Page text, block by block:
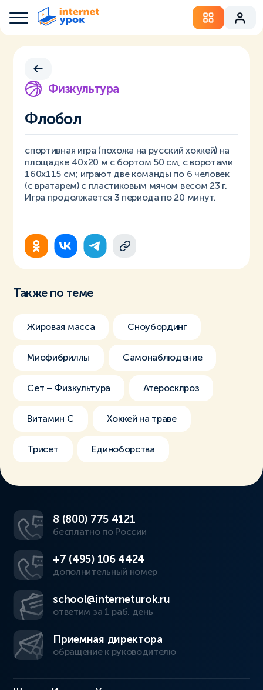
Физкультура
Флобол
спортивная игра (похожа на русский хоккей) на
площадке 40х20 м с бортом 50 см, с воротами
160х115 см; играют две команды по 6 человек
(с вратарем) с пластиковым мячом весом 23 г.
Игра продолжается 3 периода по 20 минут.
Также по теме
Жировая масса Сноубординг
Миофибриллы Самонаблюдение
Сет – Физкультура Атеросклроз
Витамин С Хоккей на траве
Трисет Единоборства
8 (800) 775 4121
бесплатно по России
+7 (495) 106 4424
дополнительный номер
school@interneturok.ru
ответим за 1 раб. день
Приемная директора
обращение к руководителю